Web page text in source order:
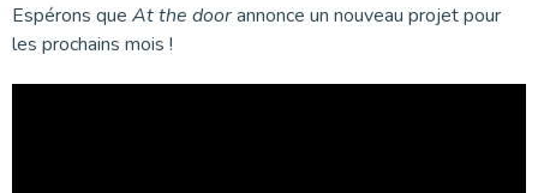
Espérons que At the doorannonce un nouveau projet pour
les prochains mois !